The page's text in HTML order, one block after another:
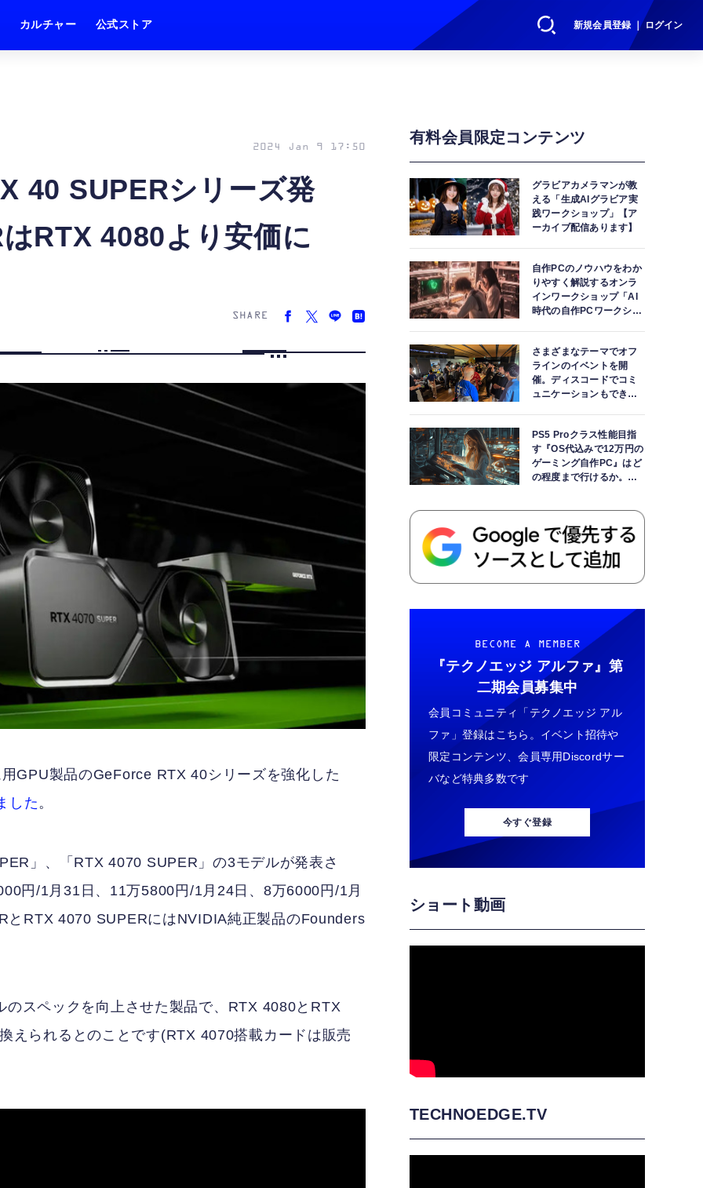
新規会員登録 ｜ ログイン
カルチャー 公式ストア
40 SUPERシリーズ発
RTX 4080より安価に
2024 Jan 9 17:50
SHARE
GPU製品のGeForce RTX 40シリーズを強化した
した。
」、「RTX 4070 SUPER」の3モデルが発表さ
円/1月31日、11万5800円/1月24日、8万6000円/1月
とRTX 4070 SUPERにはNVIDIA純正製品のFounders
スペックを向上させた製品で、RTX 4080とRTX
えられるとのことです(RTX 4070搭載カードは販売
有料会員限定コンテンツ
グラビアカメラマンが教
える「生成AIグラビア実
践ワークショップ」【ア
ーカイブ配信あります】
自作PCのノウハウをわか
りやすく解説するオンラ
インワークショップ「AI
時代の自作PCワークショ
さまざまなテーマでオフ
ラインのイベントを開
催。ディスコードでコミ
ュニケーションもできま
PS5 Proクラス性能目指
す『OS代込みで12万円の
ゲーミング自作PC』はど
の程度まで行けるか。
BECOME A MEMBER
『テクノエッジ アルファ』 第
二期会員募集中
会員コミュニティ「テクノエッジ アル
ファ」登録はこちら。イベント招待や
限定コンテンツ、会員専用Discordサー
バなど特典多数です
今すぐ登録
ショート動画
TECHNOEDGE.TV